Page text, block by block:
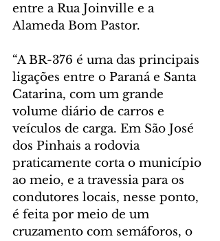
entre a Rua Joinville e a
Alameda Bom Pastor.
“A BR-376 é uma das principais
ligações entre o Paraná e Santa
Catarina, com um grande
volume diário de carros e
veículos de carga. Em São José
dos Pinhais a rodovia
praticamente corta o município
ao meio, e a travessia para os
condutores locais, nesse ponto,
é feita por meio de um
cruzamento com semáforos, o